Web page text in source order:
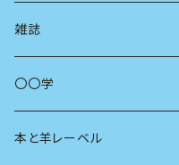
コミュニティ
商いとは
雑誌
母の友
ユリイカ
〇〇学
動物
本と羊レーベル